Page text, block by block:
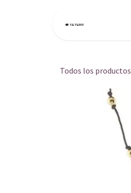
Todos los productos